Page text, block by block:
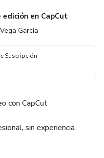
edición en CapCut
García
Suscripción
con CapCut
sin experiencia